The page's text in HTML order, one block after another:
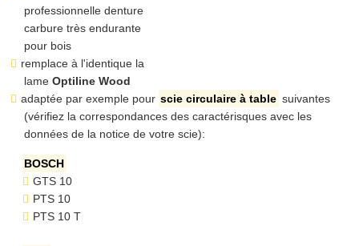
professionnelle denture
carbure très endurante
pour bois
remplace à l'identique la
lame Optiline Wood
adaptée par exemple pour scie circulaire à table suivantes
(vérifiez la correspondances des caractérisques avec les
données de la notice de votre scie):
BOSCH
GTS 10
PTS 10
PTS 10 T